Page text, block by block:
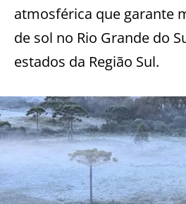
atmosférica que garante
de sol no Rio Grande do
estados da Região Sul.